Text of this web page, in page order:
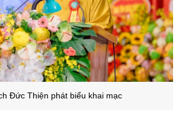
Đức Thiện phát biểu khai mạc